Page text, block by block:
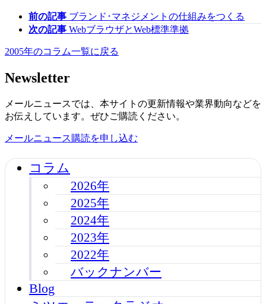
前の記事 ブランド･マネジメントの仕組みをつくる
次の記事 WebブラウザとWeb標準準拠
2005年のコラム一覧に戻る
Newsletter
メールニュースでは、本サイトの更新情報や業界動向などを
お伝えしています。ぜひご購読ください。
メールニュース購読を申し込む
コラム
2026年
2025年
2024年
2023年
2022年
バックナンバー
Blog